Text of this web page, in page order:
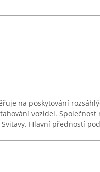
na poskytování
vozidel. Společnost
Svitavy. Hlavní předností